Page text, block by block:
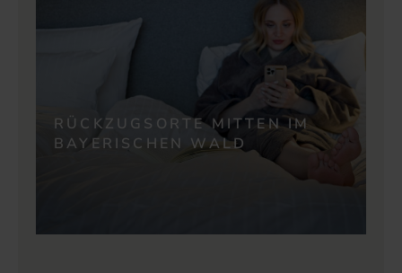
RÜCKZUGSORTE MITTEN IM
BAYERISCHEN WALD